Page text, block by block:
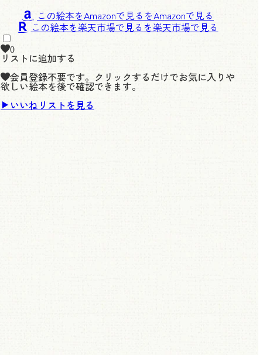
この絵本をAmazonで見る
この絵本を楽天市場で見る
0
リストに追加する
会員登録不要です。クリックするだけでお気に入りや
欲しい絵本を後で確認できます。
いいねリストを見る